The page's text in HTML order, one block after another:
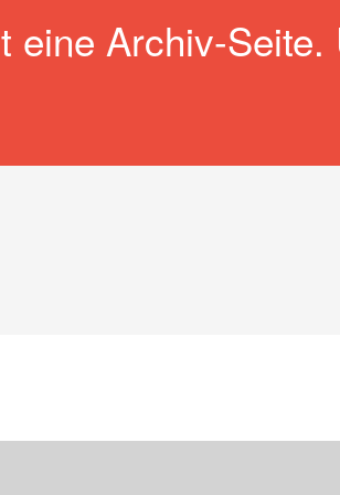
eine Archiv-Seite.
Seite Andreas